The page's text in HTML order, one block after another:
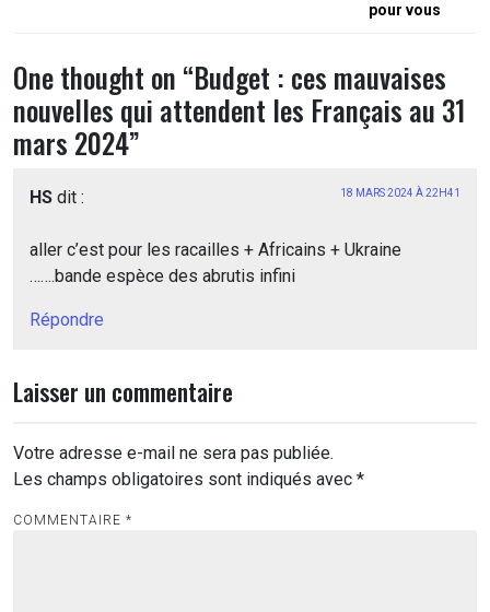
pour vous
One thought on “Budget : ces mauvaises
nouvelles qui attendent les Français au 31
mars 2024”
HS dit : 18 MARS 2024 À 22H41
aller c’est pour les racailles + Africains + Ukraine
…….bande espèce des abrutis infini
Répondre
Laisser un commentaire
Votre adresse e-mail ne sera pas publiée.
Les champs obligatoires sont indiqués avec *
COMMENTAIRE *